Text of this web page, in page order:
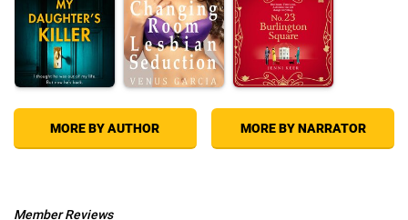
MORE BY AUTHOR MORE BY NARRATOR
Member Reviews